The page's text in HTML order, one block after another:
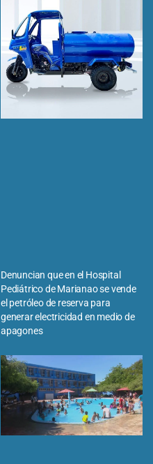
Denuncian que en el Hospital
Pediátrico de Marianao se vende
el petróleo de reserva para
generar electricidad en medio de
apagones